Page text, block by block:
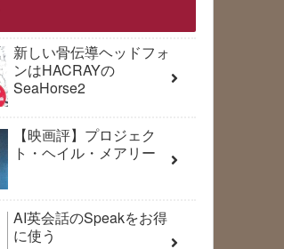
新しい骨伝導ヘッドフォ
ンはHACRAYの
SeaHorse2
【映画評】プロジェク
ト・ヘイル・メアリー
AI英会話のSpeakをお得
に使う